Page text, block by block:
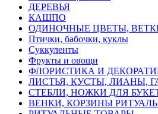
ДЕРЕВЬЯ
КАШПО
ОДИНОЧНЫЕ ЦВЕТЫ,
Птички, бабочки, куклы
Суккуленты
Фрукты и овощи
ФЛОРИСТИКА И
ЛИСТЬЯ, КУСТЫ, ЛИАНЫ,
СТЕБЛИ, НОЖКИ ДЛЯ
ВЕНКИ, КОРЗИНЫ